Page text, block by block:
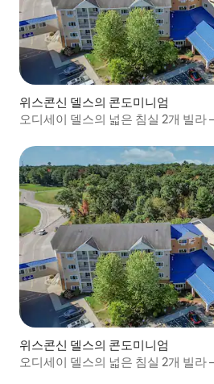
위스콘신 델스의 콘도미니엄
오디세이 델스의 넓은 침실 2개 빌라
위스콘신 델스의 콘도미니엄
오디세이 델스의 넓은 침실 2개 빌라